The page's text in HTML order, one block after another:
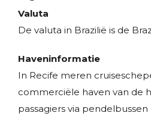
Valuta
De valuta in Brazilië is de
Haveninformatie
In Recife meren
commerciële haven van de
passagiers via